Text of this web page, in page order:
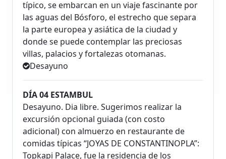
típico, se embarcan en un viaje fascinante por
las aguas del Bósforo, el estrecho que separa
la parte europea y asiática de la ciudad y
donde se puede contemplar las preciosas
villas, palacios y fortalezas otomanas.
Desayuno
DÍA 04 ESTAMBUL
Desayuno. Dia libre. Sugerimos realizar la
excursión opcional guiada (con costo
adicional) con almuerzo en restaurante de
comidas típicas “JOYAS DE CONSTANTINOPLA”:
Topkapi Palace, fue la residencia de los